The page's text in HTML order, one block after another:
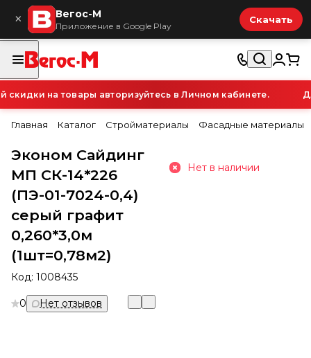
× Вегос-М
Приложение в Google Play
Скачать
на товары авторизуйтесь в Личном кабинете.
Главная Каталог Стройматериалы Фасадные материалы
Эконом Сайдинг
МП СК-14*226
(ПЭ-01-7024-0,4)
серый графит
0,260*3,0м
(1шт=0,78м2)
Код: 1008435
0 Нет отзывов
Нет в наличии